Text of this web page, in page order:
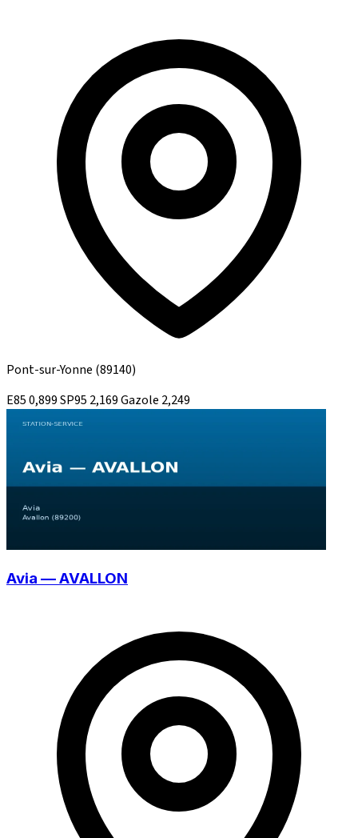
Pont-sur-Yonne (89140)
E850,899SP95 2,169Gazole 2,249
Avia — AVALLON